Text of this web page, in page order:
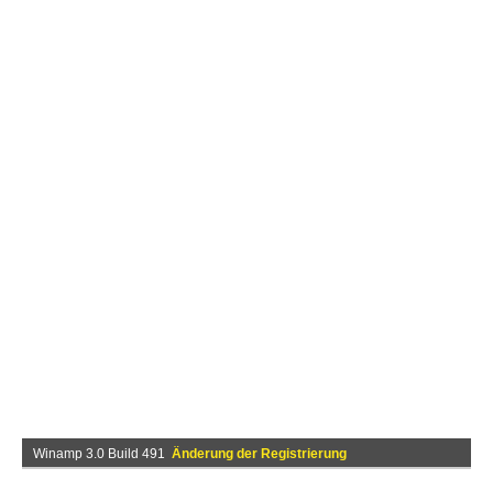
Winamp 3.0 Build 491 Änderung der Registrierung